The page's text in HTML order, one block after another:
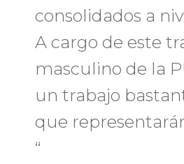
consolidados a
A cargo de este
masculino de la
un trabajo
que
“